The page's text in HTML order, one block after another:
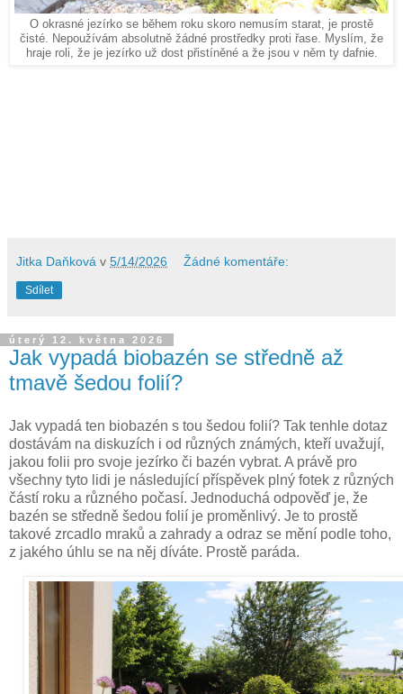
O okrasné jezírko se během roku skoro nemusím starat, je prostě
čisté. Nepoužívám absolutně žádné prostředky proti řase. Myslím, že
hraje roli, že je jezírko už dost přistíněné a že jsou v něm ty dafnie.
Jitka Daňková v 5/14/2026 Žádné komentáře:
Sdílet
úterý 12. května 2026
Jak vypadá biobazén se středně až
tmavě šedou folií?
Jak vypadá ten biobazén s tou šedou folií? Tak tenhle dotaz
dostávám na diskuzích i od různých známých, kteří uvažují,
jakou folii pro svoje jezírko či bazén vybrat. A právě pro
všechny tyto lidi je následující příspěvek plný fotek z různých
částí roku a různého počasí. Jednoduchá odpověď je, že
bazén se středně šedou folií je proměnlivý. Je to prostě
takové zrcadlo mraků a zahrady a odraz se mění podle toho,
z jakého úhlu se na něj díváte. Prostě paráda.